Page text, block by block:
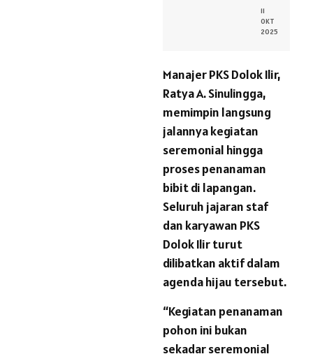
11
OKT
2025
Manajer PKS Dolok Ilir,
Ratya A. Sinulingga,
memimpin langsung
jalannya kegiatan
seremonial hingga
proses penanaman
bibit di lapangan.
Seluruh jajaran staf
dan karyawan PKS
Dolok Ilir turut
dilibatkan aktif dalam
agenda hijau tersebut.
“Kegiatan penanaman
pohon ini bukan
sekadar seremonial